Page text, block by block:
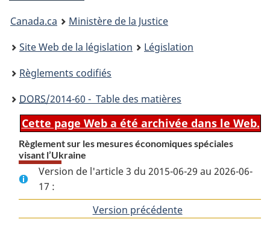
You
are
here:
Canada.ca
Ministère de la Justice
Site Web de la législation
Législation
Règlements codifiés
DORS/2014-60 - Table des matières
Cette page Web a été archivée dans le Web.
Règlement sur les mesures économiques spéciales
visant l’Ukraine
Version de l'article 3 du 2015-06-29 au 2026-06-
17 :
Version précédentede